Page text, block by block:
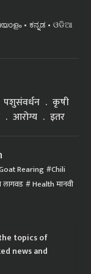
ಕನ್ನಡ
ଓଡିଆ
पशुसंवर्धन
कृषी
आरोग्य इतर
Rearing Chili
Health मानवी
topics of
news and